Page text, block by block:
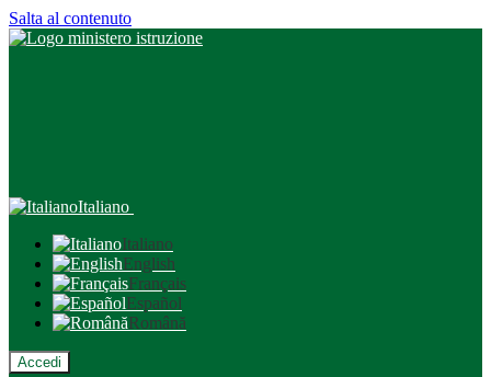
Salta al contenuto
Italiano
Italiano
English
Français
Español
Română
Accedi